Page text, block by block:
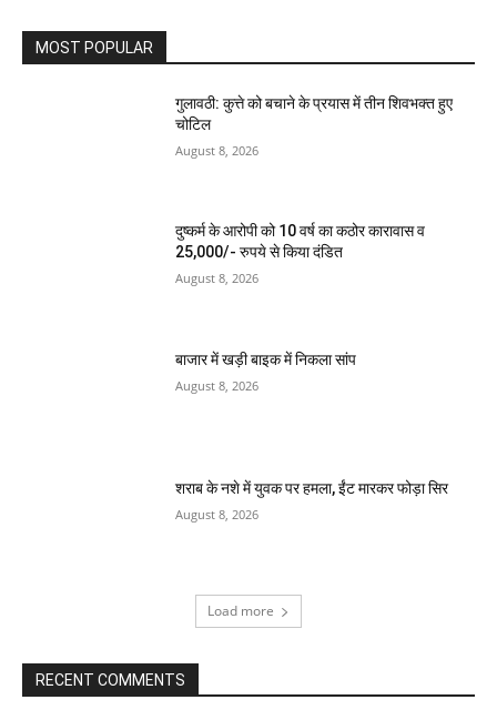
MOST POPULAR
गुलावठी: कुत्ते को बचाने के प्रयास में तीन शिवभक्त हुए
चोटिल
August 8, 2026
दुष्कर्म के आरोपी को 10 वर्ष का कठोर कारावास व
25,000/- रुपये से किया दंडित
August 8, 2026
बाजार में खड़ी बाइक में निकला सांप
August 8, 2026
शराब के नशे में युवक पर हमला, ईंट मारकर फोड़ा सिर
August 8, 2026
Load more
RECENT COMMENTS